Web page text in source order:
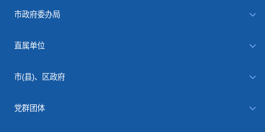
市政府委办局
直属单位
市(县)、区政府
党群团体